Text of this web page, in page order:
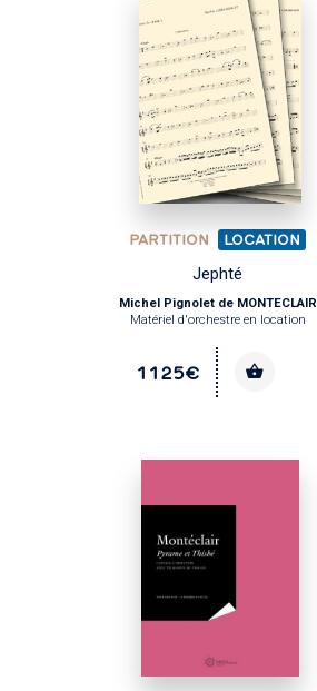
PARTITION LOCATION
Jephté
Michel Pignolet de MONTECLAIR
Matériel d'orchestre en location
1125€